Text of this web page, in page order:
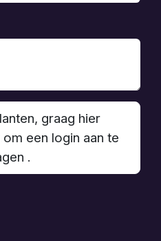
graag hier
een login aan te
.